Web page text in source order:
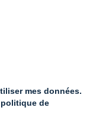
mes données.
de